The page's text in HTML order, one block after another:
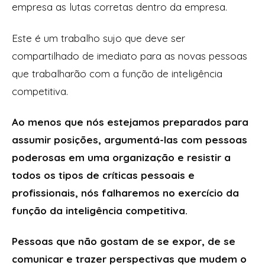
empresa as lutas corretas dentro da empresa.
Este é um trabalho sujo que deve ser
compartilhado de imediato para as novas pessoas
que trabalharão com a função de inteligência
competitiva.
Ao menos que nós estejamos preparados para
assumir posições, argumentá-las com pessoas
poderosas em uma organização e resistir a
todos os tipos de críticas pessoais e
profissionais, nós falharemos no exercício da
função da inteligência competitiva.
Pessoas que não gostam de se expor, de se
comunicar e trazer perspectivas que mudem o